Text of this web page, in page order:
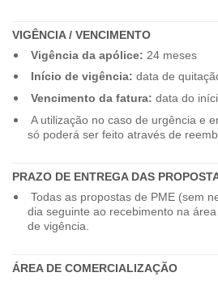
VIGÊNCIA / VENCIMENTO
Vigência da apólice: 24 meses
Início de vigência: data de
Vencimento da fatura: data do
A utilização no caso de urgência e
só poderá ser feito através de
PRAZO DE ENTREGA DAS
Todas as propostas de PME (sem
dia seguinte ao recebimento na
de vigência.
ÁREA DE COMERCIALIZAÇÃO